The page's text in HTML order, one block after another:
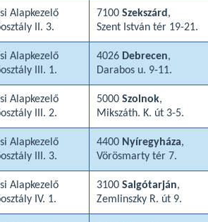
Alapkezelő
II. 3.
7100 Szekszárd ,
Szent István tér 19-21.
Alapkezelő
III. 1.
4026 Debrecen,
Darabos u. 9-11.
Alapkezelő
III. 2.
5000 Szolnok,
Mikszáth. K. út 3-5.
Alapkezelő
III. 3.
4400 Nyíregyháza,
Vörösmarty tér 7.
Alapkezelő
IV. 1.
3100 Salgótarján,
Zemlinszky R. út 9.